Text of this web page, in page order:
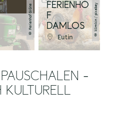
©
Ferienhof Gröne
FERIENHO
F
DAMLOS
Eutin ©
klimkin / pixabay
-
KULTURELL